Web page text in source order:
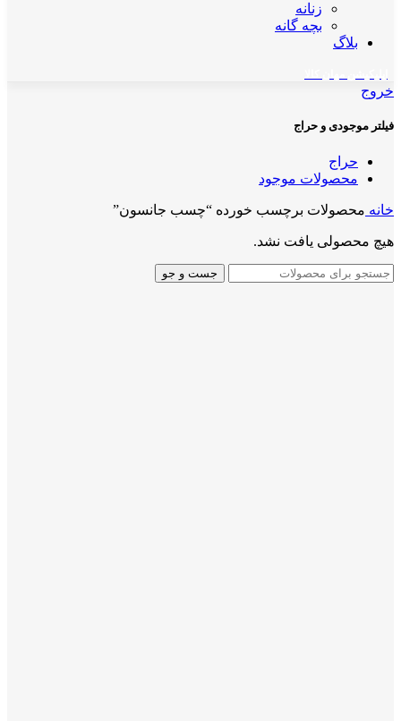
زنانه
بچه گانه
بلاگ
خروج
فیلتر موجودی و حراج
حراج
محصولات موجود
خانه محصولات برچسب خورده “چسب جانسون”
هیچ محصولی یافت نشد.
جست و جو